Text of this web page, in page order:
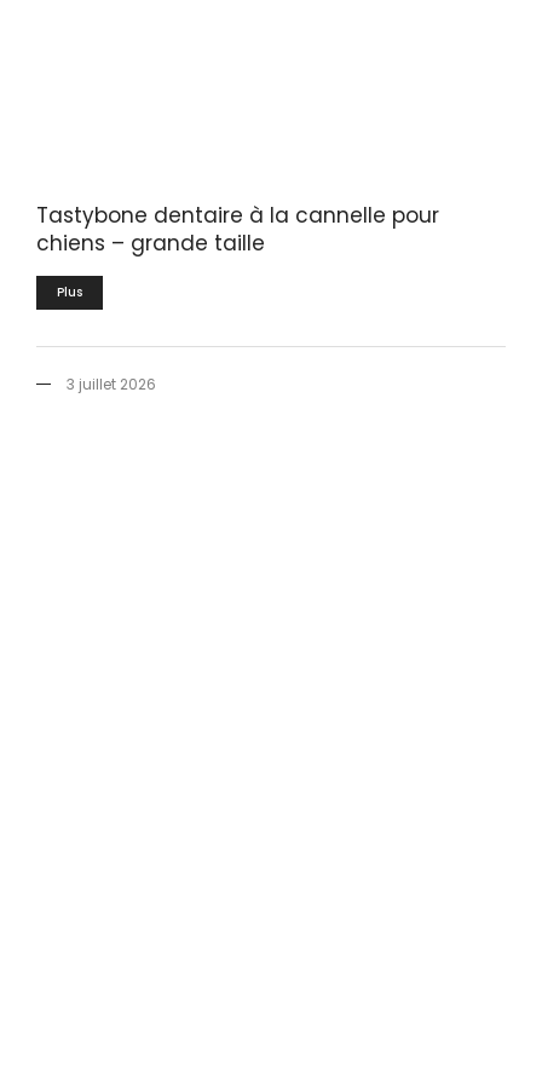
Tastybone dentaire à la cannelle pour
chiens – grande taille
Plus
3 juillet 2026